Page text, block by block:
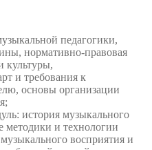
педагогики,
нормативно-правовая
культуры,
и требования к
основы организации
история музыкального
методики и технологии
восприятия и